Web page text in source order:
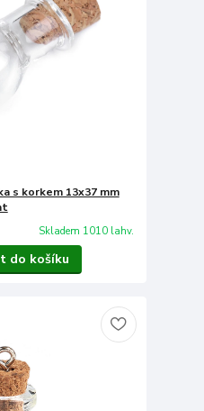
s korkem 13x37 mm
Skladem 1010 lahv.
do košíku